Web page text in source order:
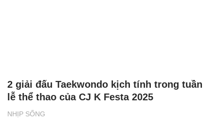
NHỊP SỐNG
2 giải đấu Taekwondo kịch tính trong tuần
lễ thể thao của CJ K Festa 2025